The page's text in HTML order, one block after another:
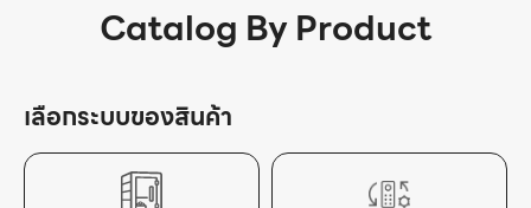
Catalog By Product
เลือกระบบของสินค้า